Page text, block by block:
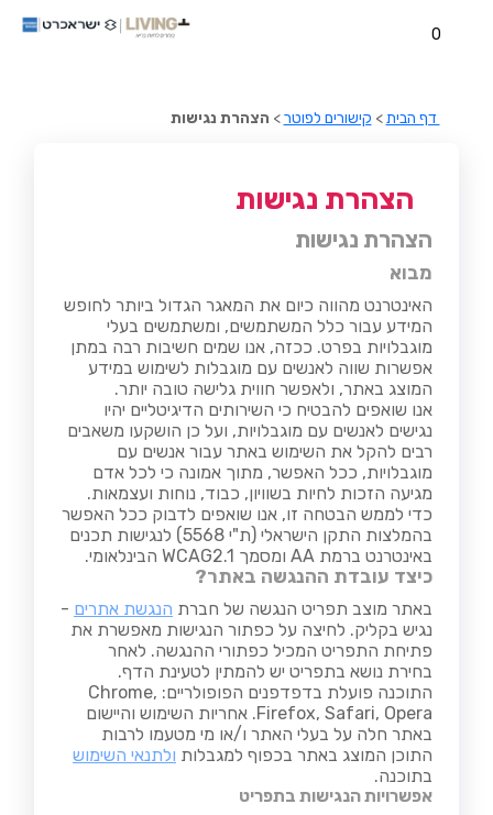
0
דף הבית> קישורים לפוטר> הצהרת נגישות
הצהרת נגישות
הצהרת נגישות
מבוא
האינטרנט מהווה כיום את המאגר הגדול ביותר לחופש
המידע עבור כלל המשתמשים, ומשתמשים בעלי
מוגבלויות בפרט. ככזה, אנו שמים חשיבות רבה במתן
אפשרות שווה לאנשים עם מוגבלות לשימוש במידע
המוצג באתר, ולאפשר חווית גלישה טובה יותר.
אנו שואפים להבטיח כי השירותים הדיגיטליים יהיו
נגישים לאנשים עם מוגבלויות, ועל כן הושקעו משאבים
רבים להקל את השימוש באתר עבור אנשים עם
מוגבלויות, ככל האפשר, מתוך אמונה כי לכל אדם
מגיעה הזכות לחיות בשוויון, כבוד, נוחות ועצמאות.
כדי לממש הבטחה זו, אנו שואפים לדבוק ככל האפשר
בהמלצות התקן הישראלי (ת"י 5568) לנגישות תכנים
באינטרנט ברמת AA ומסמך WCAG2.1 הבינלאומי.
כיצד עובדת ההנגשה באתר?
באתר מוצב תפריט הנגשה של חברת הנגשת אתרים -
נגיש בקליק. לחיצה על כפתור הנגישות מאפשרת את
פתיחת התפריט המכיל כפתורי ההנגשה. לאחר
בחירת נושא בתפריט יש להמתין לטעינת הדף.
התוכנה פועלת בדפדפנים הפופולריים: Chrome,
Firefox, Safari, Opera. אחריות השימוש והיישום
באתר חלה על בעלי האתר ו/או מי מטעמו לרבות
התוכן המוצג באתר בכפוף למגבלות ולתנאי השימוש
בתוכנה.
אפשרויות הנגישות בתפריט